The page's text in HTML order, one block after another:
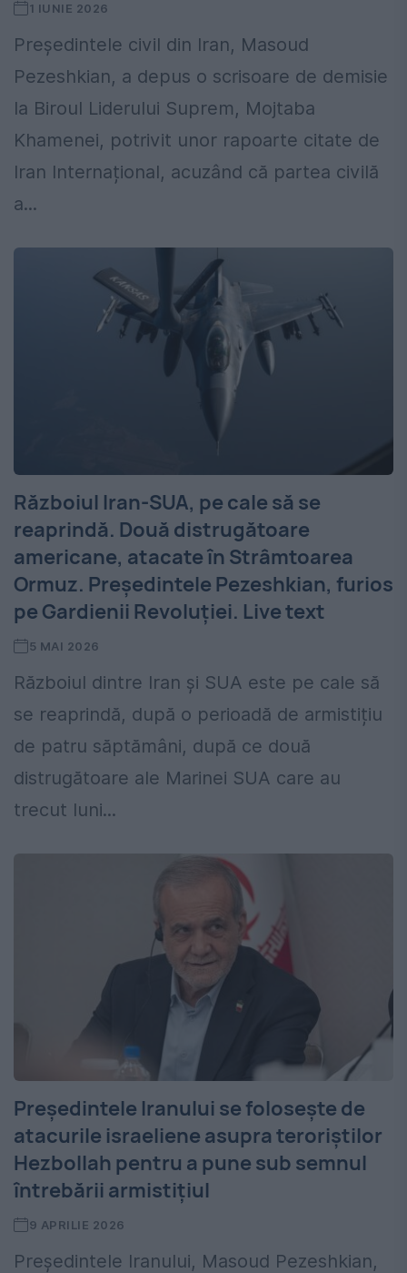
1 IUNIE 2026
Președintele civil din Iran, Masoud
Pezeshkian, a depus o scrisoare de demisie
la Biroul Liderului Suprem, Mojtaba
Khamenei, potrivit unor rapoarte citate de
Iran Internațional, acuzând că partea civilă
a...
Războiul Iran-SUA, pe cale să se
reaprindă. Două distrugătoare
americane, atacate în Strâmtoarea
Ormuz. Președintele Pezeshkian, furios
pe Gardienii Revoluției. Live text
5 MAI 2026
Războiul dintre Iran și SUA este pe cale să
se reaprindă, după o perioadă de armistițiu
de patru săptămâni, după ce două
distrugătoare ale Marinei SUA care au
trecut luni...
Președintele Iranului se folosește de
atacurile israeliene asupra teroriștilor
Hezbollah pentru a pune sub semnul
întrebării armistițiul
9 APRILIE 2026
Președintele Iranului, Masoud Pezeshkian,